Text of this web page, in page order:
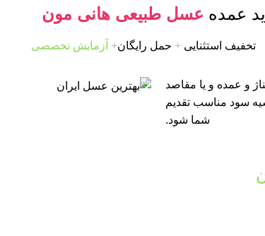
عمده عسل طبیعی هانی مون
تخفیف استثنایی + حمل رایگان+ آزمایش تخصصی
و عمده و یا مقاصد
سود مناسب تقدیم
شما شود.